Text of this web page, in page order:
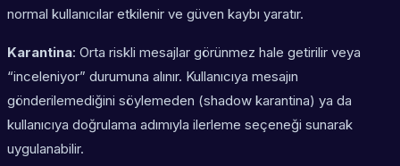
normal kullanıcılar etkilenir ve güven kaybı yaratır.
Karantina: Orta riskli mesajlar görünmez hale getirilir veya
“inceleniyor” durumuna alınır. Kullanıcıya mesajın
gönderilemediğini söylemeden (shadow karantina) ya da
kullanıcıya doğrulama adımıyla ilerleme seçeneği sunarak
uygulanabilir.